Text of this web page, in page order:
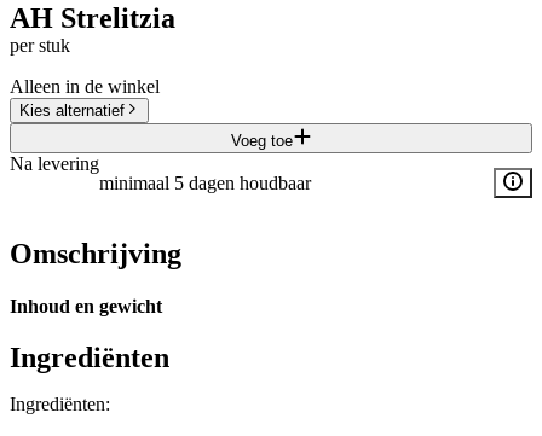
AH Strelitzia
per stuk
Alleen in de winkel
Kies alternatief
Voeg toe
Na levering
minimaal 5 dagen houdbaar
Omschrijving
Inhoud en gewicht
Ingrediënten
Ingrediënten: